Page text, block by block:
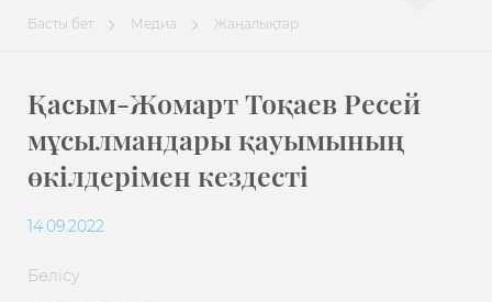
Басты бет Медиа Жаңалықтар
Қасым-Жомарт Тоқаев Ресей
мұсылмандары қауымының
өкілдерімен кездесті
14.09.2022
Бөлісу